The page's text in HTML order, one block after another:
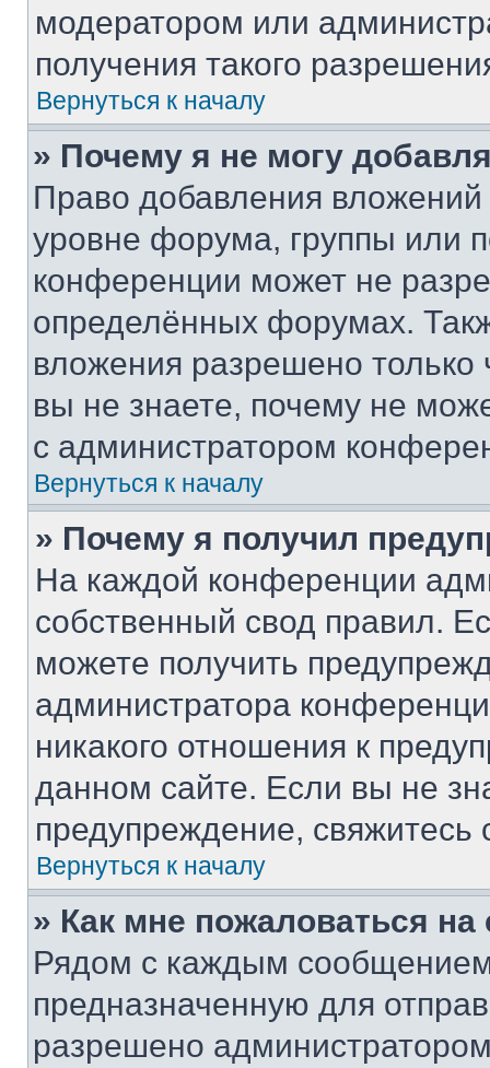
модератором или
получения такого
Вернуться к началу
» Почему я не могу
Право добавления
уровне форума, группы или
конференции может не
определённых форумах.
вложения разрешено
вы не знаете, почему не
с администратором
Вернуться к началу
» Почему я получил
На каждой конференции
собственный свод правил.
можете получить
администратора
никакого отношения к
данном сайте. Если вы не
предупреждение,
Вернуться к началу
» Как мне пожаловаться
Рядом с каждым сообщением
предназначенную для
разрешено